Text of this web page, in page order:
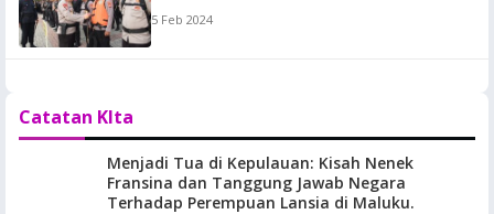
5 Feb 2024
Catatan KIta
Menjadi Tua di Kepulauan: Kisah Nenek
Fransina dan Tanggung Jawab Negara
Terhadap Perempuan Lansia di Maluku.